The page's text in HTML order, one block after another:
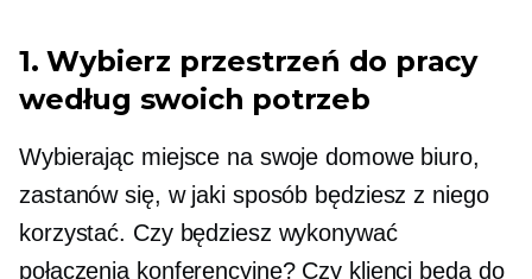
1. Wybierz przestrzeń do pracy
według swoich potrzeb
Wybierając miejsce na swoje domowe biuro,
zastanów się, w jaki sposób będziesz z niego
korzystać. Czy będziesz wykonywać
połączenia konferencyjne? Czy klienci będą do